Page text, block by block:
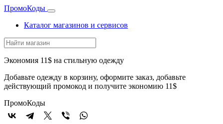
ПромоКоды
Каталог магазинов и сервисов
Экономия 11$ на стильную одежду
Добавьте одежду в корзину, оформите заказ, добавьте
действующий промокод и получите экономию 11$
ПромоКоды